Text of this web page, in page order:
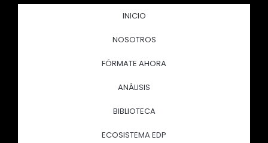
INICIO
NOSOTROS
FÓRMATE AHORA
ANÁLISIS
BIBLIOTECA
ECOSISTEMA EDP